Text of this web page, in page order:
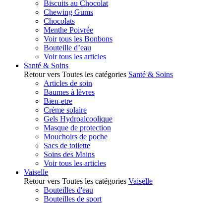
Biscuits au Chocolat
Chewing Gums
Chocolats
Menthe Poivrée
Voir tous les Bonbons
Bouteille d’eau
Voir tous les articles
Santé & Soins
Retour vers Toutes les catégories Santé & Soins
Articles de soin
Baumes à lèvres
Bien-etre
Crème solaire
Gels Hydroalcoolique
Masque de protection
Mouchoirs de poche
Sacs de toilette
Soins des Mains
Voir tous les articles
Vaiselle
Retour vers Toutes les catégories Vaiselle
Bouteilles d'eau
Bouteilles de sport